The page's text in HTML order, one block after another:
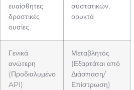
ευαίσθητες
δραστικές
ουσίες
συστατικών,
ορυκτά
Γενικά
ανώτερη
(Προδιαλυμένο
API)
Μεταβλητός
(Εξαρτάται από
Διάσπαση/
Επίστρωση)